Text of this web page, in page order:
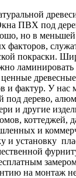
ПВХ под
но в
факторов,
покраски.
ламинировать
ценные
и фактур. У нас
под дерево,
и другие
коттеджей,
и
и установку
на монтаж